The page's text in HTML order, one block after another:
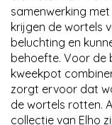
samenwerking
krijgen de wortels
beluchting en
behoefte. Voor de
kweekpot
zorgt ervoor dat
de wortels rotten.
collectie van Elho